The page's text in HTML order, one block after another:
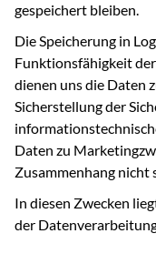
gespeichert bleiben.
Die Speicherung in
Funktionsfähigkeit
dienen uns die Daten
Sicherstellung der
Daten zu
Zusammenhang nicht
In diesen Zwecken
der